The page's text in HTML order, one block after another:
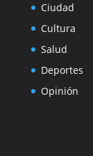
Ciudad
Cultura
Salud
Deportes
Opinión